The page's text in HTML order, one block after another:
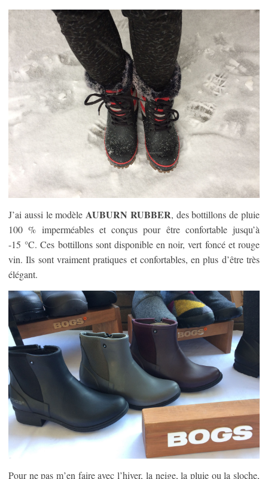
J’ai aussi le modèle AUBURN RUBBER, des bottillons de pluie
100 % imperméables et conçus pour être confortable jusqu’à
-15 °C. Ces bottillons sont disponible en noir, vert foncé et rouge
vin. Ils sont vraiment pratiques et confortables, en plus d’être très
élégant.
Pour ne pas m’en faire avec l’hiver, la neige, la pluie ou la sloche,